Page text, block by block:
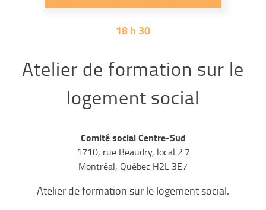
18 h 30
Atelier de formation sur le
logement social
Comité social Centre-Sud
1710, rue Beaudry, local 2.7
Montréal, Québec H2L 3E7
Atelier de formation sur le logement social.